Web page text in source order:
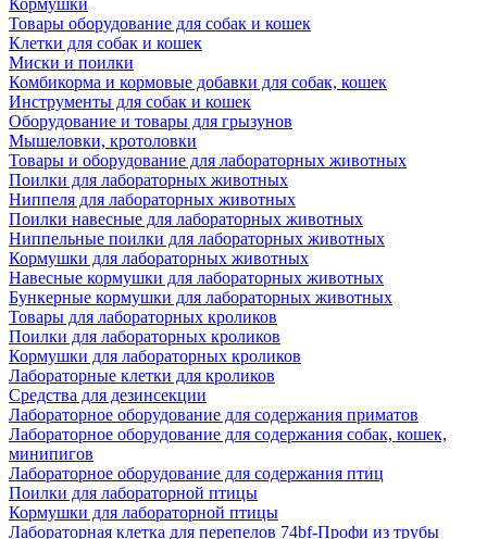
Кормушки
Товары оборудование для собак и кошек
Клетки для собак и кошек
Миски и поилки
Комбикорма и кормовые добавки для собак, кошек
Инструменты для собак и кошек
Оборудование и товары для грызунов
Мышеловки, кротоловки
Товары и оборудование для лабораторных животных
Поилки для лабораторных животных
Ниппеля для лабораторных животных
Поилки навесные для лабораторных животных
Ниппельные поилки для лабораторных животных
Кормушки для лабораторных животных
Навесные кормушки для лабораторных животных
Бункерные кормушки для лабораторных животных
Товары для лабораторных кроликов
Поилки для лабораторных кроликов
Кормушки для лабораторных кроликов
Лабораторные клетки для кроликов
Средства для дезинсекции
Лабораторное оборудование для содержания приматов
Лабораторное оборудование для содержания собак, кошек,
минипигов
Лабораторное оборудование для содержания птиц
Поилки для лабораторной птицы
Кормушки для лабораторной птицы
Лабораторная клетка для перепелов 74bf-Профи из трубы